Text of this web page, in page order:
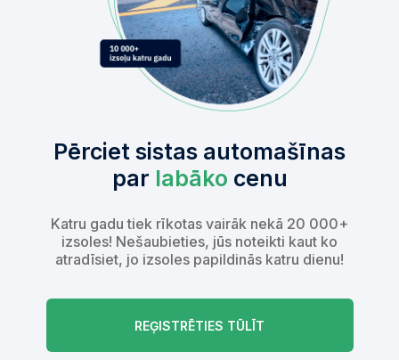
Pērciet sistas automašīnas
par labāko cenu
Katru gadu tiek rīkotas vairāk nekā 20 000+
izsoles! Nešaubieties, jūs noteikti kaut ko
atradīsiet, jo izsoles papildinās katru dienu!
REĢISTRĒTIES TŪLĪT